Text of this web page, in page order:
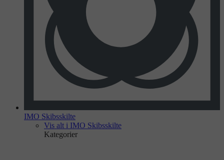
IMO Skibsskilte
Vis alt i IMO Skibsskilte
Kategorier